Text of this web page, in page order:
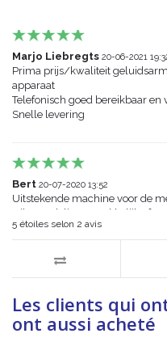
Marjo Liebregts 20-06-2021
Prima prijs/kwaliteit
apparaat
Telefonisch goed bereikbaar en
Snelle levering
Bert 20-07-2020 13:52
Uitstekende machine voor de
stil, voordelig en makkelijke
hebt. Snelle bezorging, vragen
5 étoiles selon 2 avis
Les clients qui
ont aussi acheté